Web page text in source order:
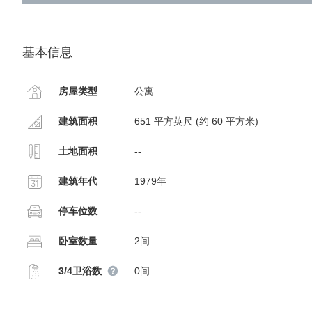
基本信息
房屋类型 公寓
建筑面积 651 平方英尺 (约 60 平方米)
土地面积 --
建筑年代 1979年
停车位数 --
卧室数量 2间
3/4卫浴数 0间